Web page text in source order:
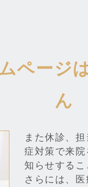
ページ
ん
また休診、
症対策で来
知らせするこ
さらには、